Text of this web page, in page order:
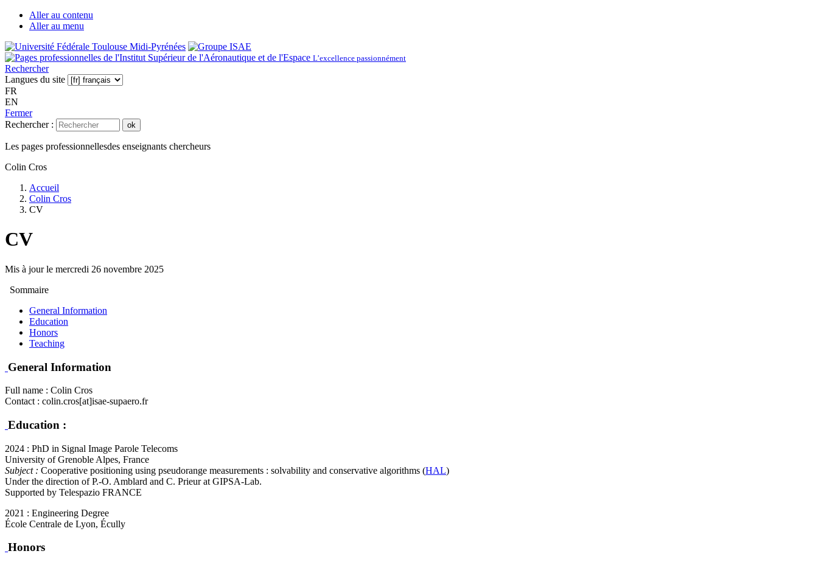
Aller au contenu
Aller au menu
L’excellence passionnément
Rechercher
Langues du site
FR
EN
Fermer
Rechercher :
ok
Les pages professionnellesdes enseignants chercheurs
Colin Cros
Accueil
Colin Cros
CV
CV
Mis à jour le mercredi 26 novembre 2025
Sommaire
General Information
Education
Honors
Teaching
General Information
Full name : Colin Cros
Contact : colin.cros[at]isae-supaero.fr
Education :
2024 : PhD in Signal Image Parole Telecoms
University of Grenoble Alpes, France
Subject : Cooperative positioning using pseudorange measurements : solvability and conservative algorithms (HAL)
Under the direction of P.-O. Amblard and C. Prieur at GIPSA-Lab.
Supported by Telespazio FRANCE
2021 : Engineering Degree
École Centrale de Lyon, Écully
Honors